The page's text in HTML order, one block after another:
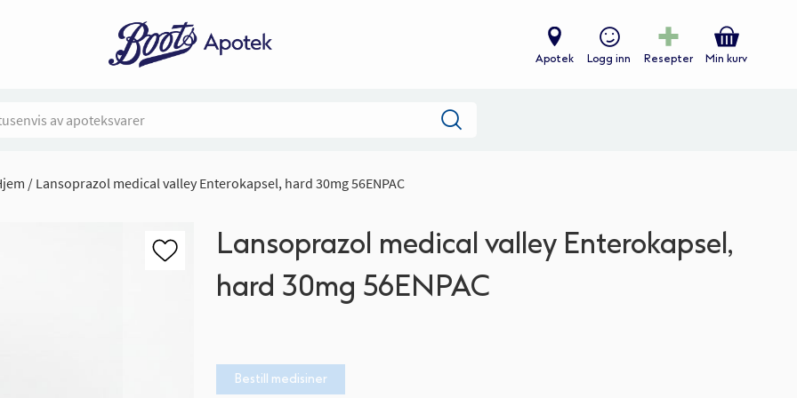
Apotek Logg inn Resepter Min kurv
Lansoprazol medical valley Enterokapsel, hard 30mg 56ENPAC
Lansoprazol medical valley Enterokapsel,
hard 30mg 56ENPAC
Bestill medisiner